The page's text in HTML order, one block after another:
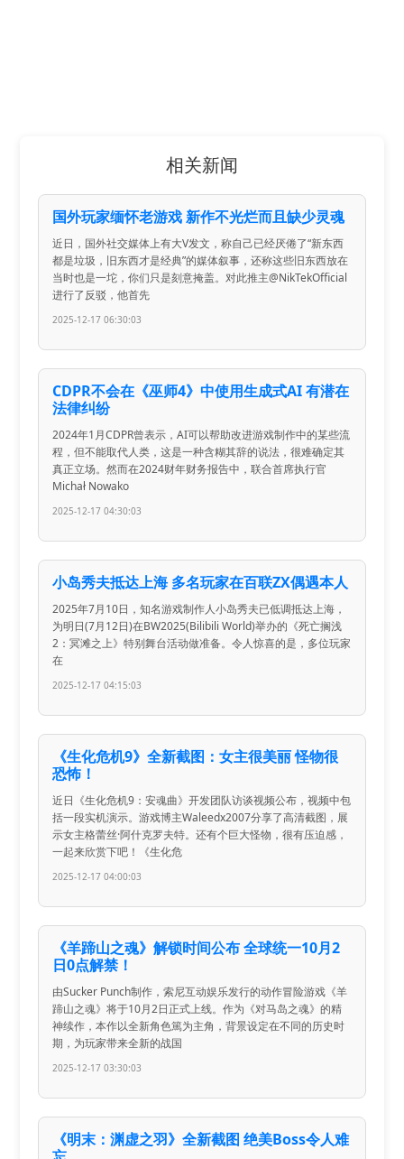
相关新闻
国外玩家缅怀老游戏 新作不光烂而且缺少灵魂
近日，国外社交媒体上有大V发文，称自己已经厌倦了“新东西
都是垃圾，旧东西才是经典”的媒体叙事，还称这些旧东西放在
当时也是一坨，你们只是刻意掩盖。对此推主@NikTekOfficial
进行了反驳，他首先
2025-12-17 06:30:03
CDPR不会在《巫师4》中使用生成式AI 有潜在
法律纠纷
2024年1月CDPR曾表示，AI可以帮助改进游戏制作中的某些流
程，但不能取代人类，这是一种含糊其辞的说法，很难确定其
真正立场。然而在2024财年财务报告中，联合首席执行官
Michał Nowako
2025-12-17 04:30:03
小岛秀夫抵达上海 多名玩家在百联ZX偶遇本人
2025年7月10日，知名游戏制作人小岛秀夫已低调抵达上海，
为明日(7月12日)在BW2025(Bilibili World)举办的《死亡搁浅
2：冥滩之上》特别舞台活动做准备。令人惊喜的是，多位玩家
在
2025-12-17 04:15:03
《生化危机9》全新截图：女主很美丽 怪物很
恐怖！
近日《生化危机9：安魂曲》开发团队访谈视频公布，视频中包
括一段实机演示。游戏博主Waleedx2007分享了高清截图，展
示女主格蕾丝·阿什克罗夫特。还有个巨大怪物，很有压迫感，
一起来欣赏下吧！《生化危
2025-12-17 04:00:03
《羊蹄山之魂》解锁时间公布 全球统一10月2
日0点解禁！
由Sucker Punch制作，索尼互动娱乐发行的动作冒险游戏《羊
蹄山之魂》将于10月2日正式上线。作为《对马岛之魂》的精
神续作，本作以全新角色篤为主角，背景设定在不同的历史时
期，为玩家带来全新的战国
2025-12-17 03:30:03
《明末：渊虚之羽》全新截图 绝美Boss令人难